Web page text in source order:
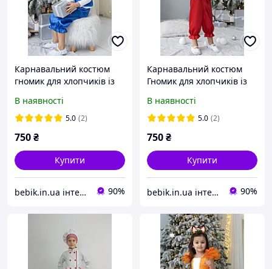
Карнавальний костюм
гномик для хлопчиків із
бородою р.98-140
В наявності
5.0 (2)
750₴
Купити
bebik.in.ua інтернет магазин дитячих товарів 90%
Карнавальний костюм
Гномик для хлопчиків із
бородою р.98-140
В наявності
5.0 (2)
750₴
Купити
bebik.in.ua інтернет магазин дитячих товарів 90%